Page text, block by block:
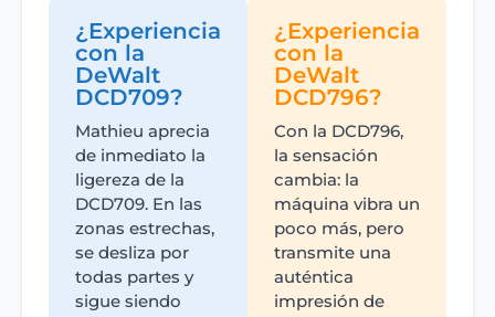
¿Experiencia
con la
DeWalt
DCD709?
Mathieu aprecia
de inmediato la
ligereza de la
DCD709. En las
zonas estrechas,
se desliza por
todas partes y
sigue siendo
¿Experiencia
con la
DeWalt
DCD796?
Con la DCD796,
la sensación
cambia: la
máquina vibra un
poco más, pero
transmite una
auténtica
impresión de